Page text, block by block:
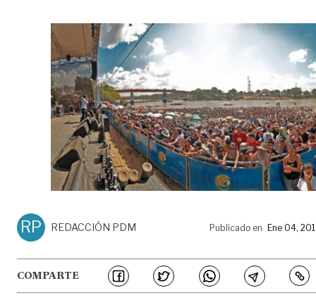
RP REDACCIÓN PDM Publicado en Ene 04,
COMPARTE